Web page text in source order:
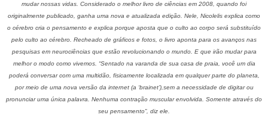
mudar nossas vidas. Considerado o melhor livro de ciências em 2008, quando foi
originalmente publicado, ganha uma nova e atualizada edição. Nele, Nicolelis explica como
o cérebro cria o pensamento e explica porque aposta que o culto ao corpo será substituído
pelo culto ao cérebro. Recheado de gráficos e fotos, o livro aponta para os avanços nas
pesquisas em neurociências que estão revolucionando o mundo. E que irão mudar para
melhor o modo como vivemos. “Sentado na varanda de sua casa de praia, você um dia
poderá conversar com uma multidão, fisicamente localizada em qualquer parte do planeta,
por meio de uma nova versão da internet (a ‘brainet’),sem a necessidade de digitar ou
pronunciar uma única palavra. Nenhuma contração muscular envolvida. Somente através do
seu pensamento”, diz ele.